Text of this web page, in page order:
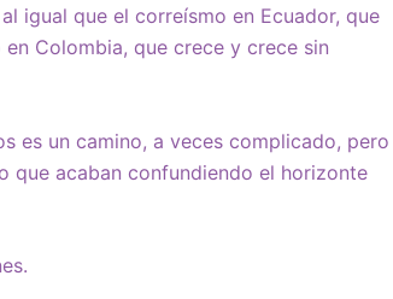
igual que el correísmo en Ecuador, que
Colombia, que crece y crece sin
es un camino, a veces complicado, pero
que acaban confundiendo el horizonte